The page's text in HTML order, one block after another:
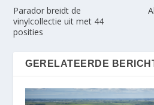
Parador breidt de
vinylcollectie uit met 44
posities
GERELATEERDE